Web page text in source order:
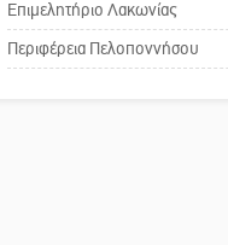
Το δικό
Επιμελητήριο Λακωνίας
Περιφέρεια Πελοποννήσου